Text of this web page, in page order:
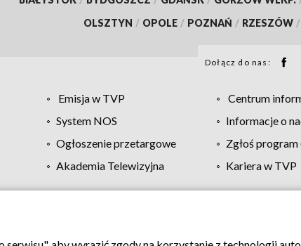
OLSZTYN / OPOLE / POZNAŃ / RZESZÓW /
Dołącz do nas:
Emisja w TVP Centrum
System NOS Informacje o
Ogłoszenie przetargowe Zgłoś program
Akademia Telewizyjna Kariera w TVP
Regulamin TVP Polityka prywatności Moje